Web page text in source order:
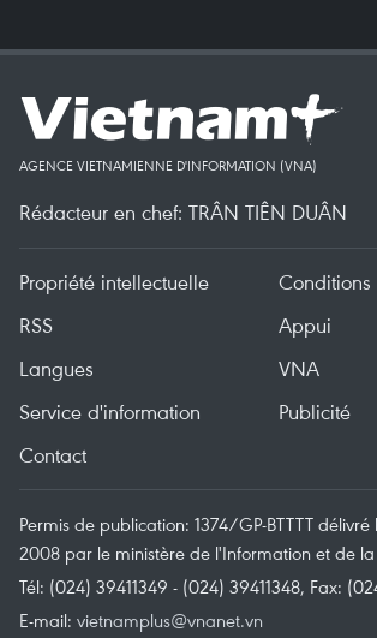
AGENCE VIETNAMIENNE D'INFORMATION (VNA)
Rédacteur en chef: TRÂN TIÊN DUÂN
Propriété intellectuelle
RSS
Appui
Langues
VNA
Service d'information
Publicité
Contact
Permis de publication: 1374/GP-BTTTT délivré
2008 par le ministère de l'Information et de
Tél: (024) 39411349 - (024) 39411348, Fax:
E-mail: vietnamplus@vnanet.vn